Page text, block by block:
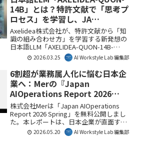
進する時代を見据え、企業が抱える「分
断知」やDX人材不足といった課題を解決
するための具体的な活用術が解説されま
す。AI Workstyle Lab編集部としては、AI
エージェントの適切な理解と導入が、企
業のDXを加速させる重要な一歩となるで
しょう。
14B」とは？特許文献で「思考プ
ロセス」を学習し、JA
Leaderboard首位を獲得した新
モデルを解説
Axelidea株式会社が、特許文献から「知
識の組み合わせ方」を学習する新発想の
日本語LLM「AXELIDEA-QUON-14B-
Japanese-v01」を公開しました。従来の
知識量ではなく思考プロセスに着目し、
JA Leaderboardで非思考型14Bクラスの
首位を獲得。このモデルは、ビジネスに
おける問題解決や創造性向上に新たな道
を開く可能性を秘めています。
2026.03.25 AI Workstyle Lab 編集部
6割超が業務属人化に悩む日本企
業へ：Merの『Japan
AIOperations Report 2026
Spring』が描くAI時代の組織運営
の未来
株式会社Merは「Japan AIOperations
Report 2026 Spring」を無料公開しまし
た。本レポートは、日本企業が直面する
構造的な人手不足や業務の属人化に対
し、AIを前提とした運営構造への転換が
2026.05.20 AI Workstyle Lab 編集部